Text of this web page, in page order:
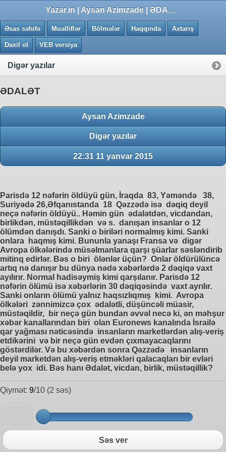
Yazar.in | Aysan Azimzade | ƏDALƏT
Əsas səhifə Muəlliflər Bölmələr Haqqında Axtarış
Daxil ol VEB versiya
Digər yazılar
ƏDALƏT
Aysan Azimzade
Digər yazılar
22:31 11 yanvar 2015
Parisdə 12 nəfərin öldüyü gün, İraqda 83, Yəməndə 38,
Suriyədə 26,Əfqanıstanda 18 Qəzzədə isə dəqiq deyil
neçə nəfərin öldüyü.. Həmin gün ədalətdən, vicdandan,
birlikdən, müstəqillikdən və s. danışan insanlar o 12
ölümdən danışdı. Sanki o biriləri normalmış kimi. Sanki
onlara haqmış kimi. Bununla yanaşı Fransa və digər
Avropa ölkələrində müsəlmanlara qarşı şüarlar səsləndirib
mitinq edirlər. Bəs o biri ölənlər üçün? Onlar öldürülüncə
artıq nə danışır bu dünya nədə xəbərlərdə 2 dəqiqə vaxt
ayılırır. Normal hadisəymiş kimi qarşılanır. Parisdə 12
nəfərin ölümü isə xəbərlərin 30 dəqiqəsində vaxt ayrılır.
Sanki onların ölümü yalnız haqsızlıqmış kimi. Avropa
ölkələri zənnimizcə çox ədalətli, düşüncəli müasir,
müstəqildir, bir neçə gün bundan əvvəl necə ki, ən məhşur
xəbər kanallarından biri olan Euronews kanalında İsrailə
qar yağması nəticəsində insanların marketlərdən alış-veriş
etdikərini və bir neçə gün evdən çıxmayacaqlarını
göstərdilər. Və bu xəbərdən sonra Qəzzədə insanların
deyil marketdən alış-veriş etməkləri qalacaqları bir evləri
belə yox idi. Bəs hanı Ədalət, vicdan, birlik, müstəqillik?
Qiymət: 9/10 (2 səs)
Səs ver